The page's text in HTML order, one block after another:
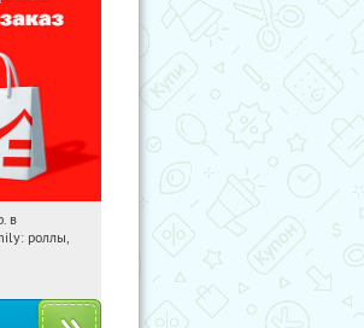
в
роллы,